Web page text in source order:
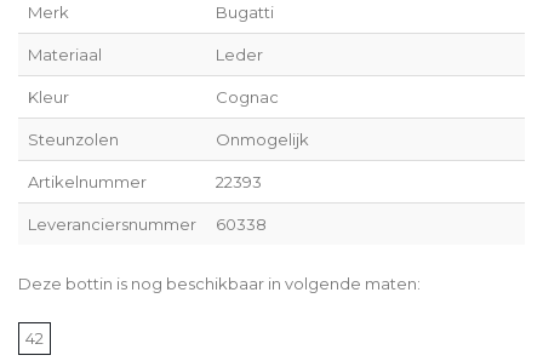
Merk Bugatti
Materiaal Leder
Kleur Cognac
Steunzolen Onmogelijk
Artikelnummer 22393
Leveranciersnummer 60338
Deze bottin is nog beschikbaar in volgende maten:
42